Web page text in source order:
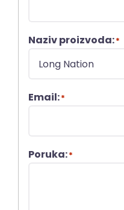
Naziv proizvoda:*
Email:*
Poruka:*